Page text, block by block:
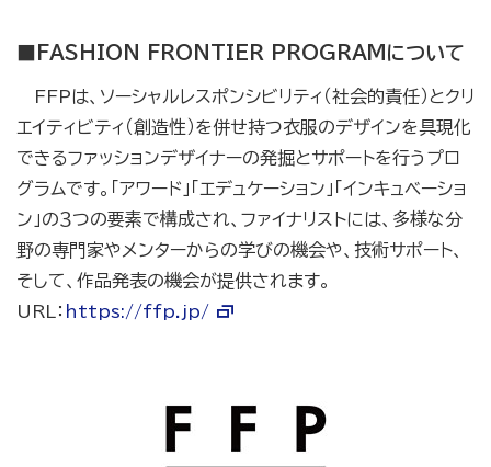
■FASHION FRONTIER PROGRAMについて
FFPは、ソーシャルレスポンシビリティ（社会的責任）とクリ
エイティビティ（創造性）を併せ持つ衣服のデザインを具現化
できるファッションデザイナーの発掘とサポートを行うプロ
グラムです。「アワード」「エデュケーション」「インキュベーショ
ン」の３つの要素で構成され、ファイナリストには、多様な分
野の専門家やメンターからの学びの機会や、技術サポート、
そして、作品発表の機会が提供されます。
URL： https://ffp.jp/